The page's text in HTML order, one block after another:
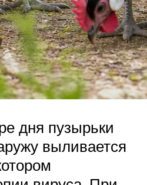
дня пузырьки
выливается